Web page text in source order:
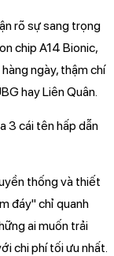
rõ sự sang trọng
chip A14 Bionic,
ngày, thậm chí
hay Liên Quân.
thống và thiết
đáy" chỉ quanh
ai muốn trải
chi phí tối ưu nhất.